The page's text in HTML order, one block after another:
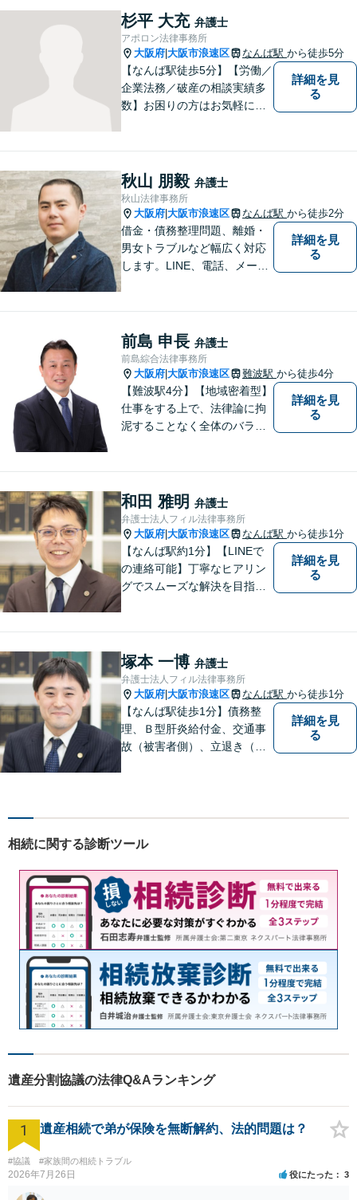
法律問題は時間の経過ととも
に事態が悪化することが多い
です。 お気軽にご相談くださ
い。
杉平 大充 弁護士
アポロン法律事務所
大阪府 大阪市浪速区 なんば駅 から徒歩5分
【なんば駅徒歩5分】【労働／
企業法務／破産の相談実績多
数】お困りの方はお気軽にご
詳細を見
る
秋山 朋毅 弁護士
秋山法律事務所
大阪府 大阪市浪速区 なんば駅 から徒歩2分
借金・債務整理問題、離婚・
男女トラブルなど幅広く対応
します。LINE、電話、メー
をできるだけ少なく！相談し
やすい環境づくりに努め、納
得できる解決を目指します！
詳細を見
る
前島 申長 弁護士
前島綜合法律事務所
大阪府 大阪市浪速区 難波駅 から徒歩4分
【難波駅4分】【地域密着型】
仕事をする上で、法律論に拘
泥することなく全体のバラン
クライアントの話を丁寧に聞
き、意思疎通を測った上で最
適な解決策を提示します。
詳細を見
る
和田 雅明 弁護士
弁護士法人フィル法律事務所
大阪府 大阪市浪速区 なんば駅 から徒歩1分
【なんば駅約1分】【LINEで
の連絡可能】丁寧なヒアリン
グでスムーズな解決を目指し
事故の被害に遭われた場合／
借金でお困りの方／相続トラ
ブルなどご相談ください【休
日相談可】
詳細を見
る
塚本 一博 弁護士
弁護士法人フィル法律事務所
大阪府 大阪市浪速区 なんば駅 から徒歩1分
【なんば駅徒歩1分】債務整
理、Ｂ型肝炎給付金、交通事
故（被害者側）、立退き（借
連絡ください！
詳細を見
る
相続に関する診断ツール
遺産分割協議の法律Q&Aランキング
1 遺産相続で弟が保険を無断解約、法的問題は？
#協議 #家族間の相続トラブル
2026年7月26日 役にたった 3